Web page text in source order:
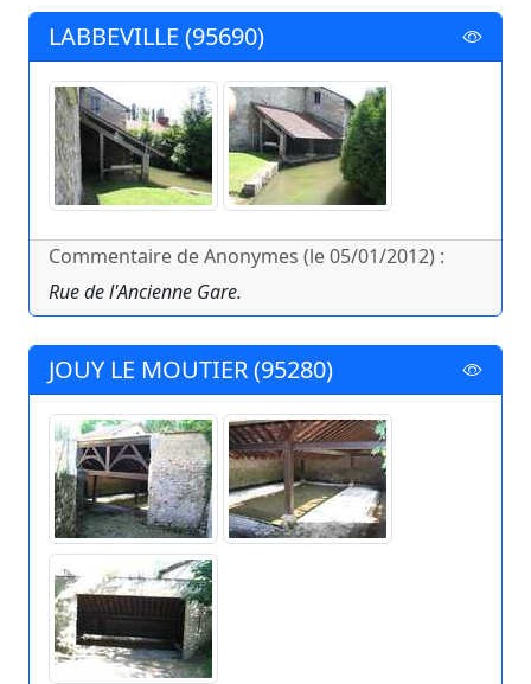
LABBEVILLE (95690)
Commentaire de Anonymes (le 05/01/2012) :
Rue de l'Ancienne Gare.
JOUY LE MOUTIER (95280)